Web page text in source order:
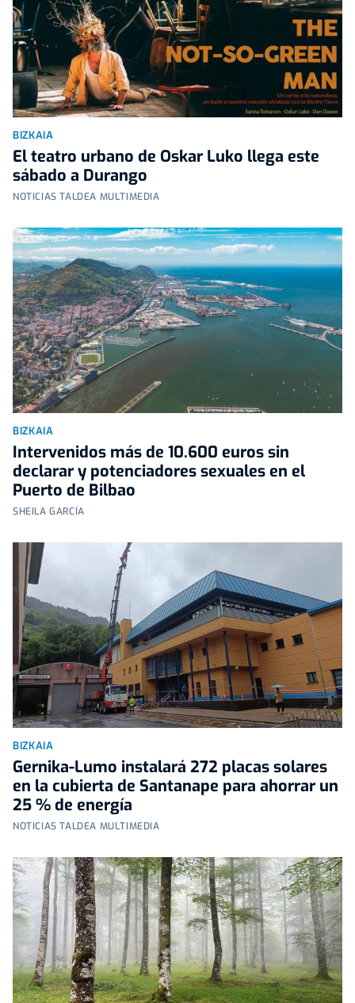
BIZKAIA
El teatro urbano de Oskar Luko llega este
sábado a Durango
NOTICIAS TALDEA MULTIMEDIA
BIZKAIA
Intervenidos más de 10.600 euros sin
declarar y potenciadores sexuales en el
Puerto de Bilbao
SHEILA GARCÍA
BIZKAIA
Gernika-Lumo instalará 272 placas solares
en la cubierta de Santanape para ahorrar un
25 % de energía
NOTICIAS TALDEA MULTIMEDIA